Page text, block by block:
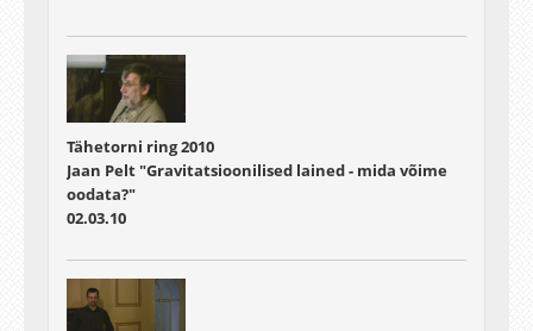
Tähetorni ring 2010
Jaan Pelt "Gravitatsioonilised lained - mida võime
oodata?"
02.03.10